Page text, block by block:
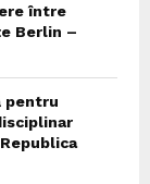
între
Berlin –
pentru